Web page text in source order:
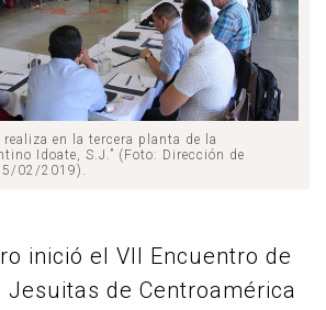
en la tercera planta de la
Idoate, S.J.” (Foto: Dirección de
02/2019).
inició el VII Encuentro de
Jesuitas de Centroamérica